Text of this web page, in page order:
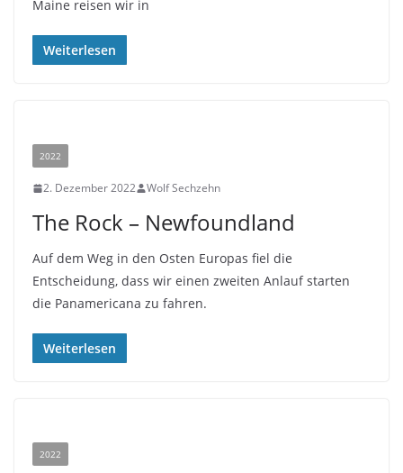
Maine reisen wir in
Weiterlesen
2022
2. Dezember 2022 Wolf Sechzehn
The Rock – Newfoundland
Auf dem Weg in den Osten Europas fiel die
Entscheidung, dass wir einen zweiten Anlauf starten
die Panamericana zu fahren.
Weiterlesen
2022